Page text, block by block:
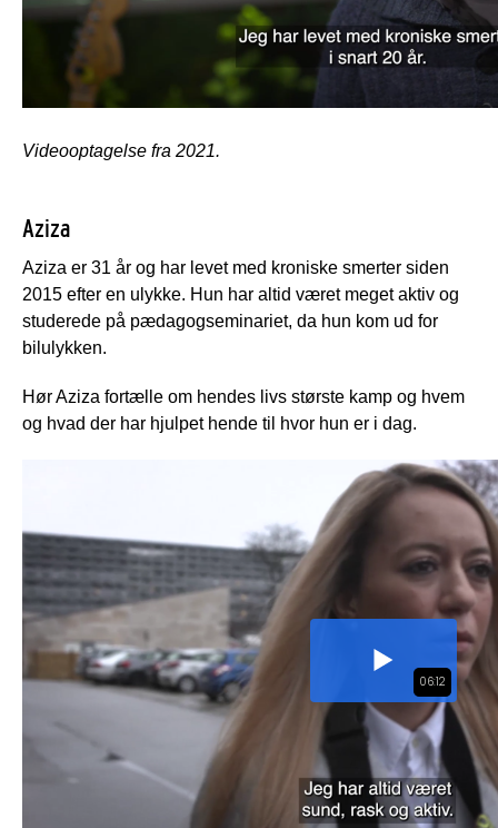
Videooptagelse fra 2021.
Aziza
Aziza er 31 år og har levet med kroniske smerter siden
2015 efter en ulykke. Hun har altid været meget aktiv og
studerede på pædagogseminariet, da hun kom ud for
bilulykken.
Hør Aziza fortælle om hendes livs største kamp og hvem
og hvad der har hjulpet hende til hvor hun er i dag.